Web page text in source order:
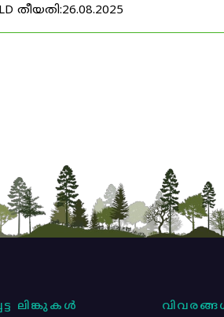
തീയതി:26.08.2025
ലിങ്കുകൾ